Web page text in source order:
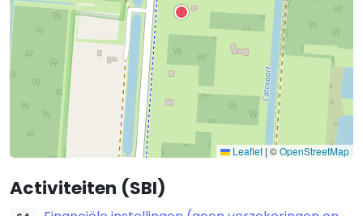
Leaflet | ©OpenStreetMap
Activiteiten (SBI)